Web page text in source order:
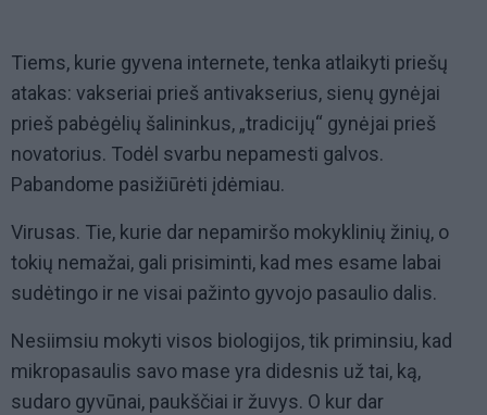
Tiems, kurie gyvena internete, tenka atlaikyti priešų
atakas: vakseriai prieš antivakserius, sienų gynėjai
prieš pabėgėlių šalininkus, „tradicijų“ gynėjai prieš
novatorius. Todėl svarbu nepamesti galvos.
Pabandome pasižiūrėti įdėmiau.
Virusas. Tie, kurie dar nepamiršo mokyklinių žinių, o
tokių nemažai, gali prisiminti, kad mes esame labai
sudėtingo ir ne visai pažinto gyvojo pasaulio dalis.
Nesiimsiu mokyti visos biologijos, tik priminsiu, kad
mikropasaulis savo mase yra didesnis už tai, ką,
sudaro gyvūnai, paukščiai ir žuvys. O kur dar